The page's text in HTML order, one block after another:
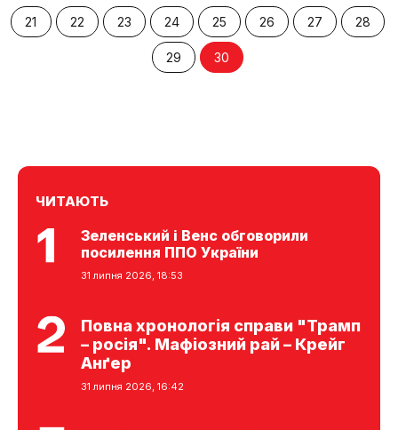
21 22 23 24 25 26 27 28
29 30
ЧИТАЮТЬ
Зеленський і Венс обговорили
посилення ППО України
31 липня 2026, 18:53
Повна хронологія справи "Трамп
– росія". Мафіозний рай – Крейг
Анґер
31 липня 2026, 16:42